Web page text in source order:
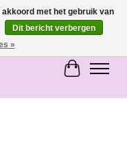
akkoord met het gebruik van
Dit bericht verbergen
»